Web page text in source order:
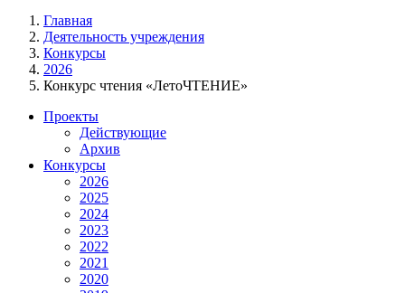
Главная
Деятельность учреждения
Конкурсы
2026
Конкурс чтения «ЛетоЧТЕНИЕ»
Проекты
Действующие
Архив
Конкурсы
2026
2025
2024
2023
2022
2021
2020